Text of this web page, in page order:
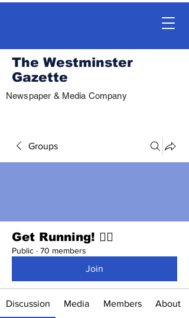
The Westminster
Gazette
Newspaper & Media Company
Groups
Get Running! 🏃‍♀️
Public · 70 members
Join
Discussion Media Members About